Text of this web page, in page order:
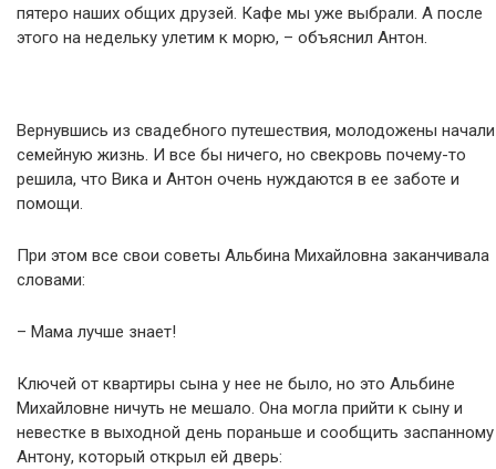
пятеро наших общих друзей. Кафе мы уже выбрали. А после
этого на недельку улетим к морю, – объяснил Антон.
Вернувшись из свадебного путешествия, молодожены начали
семейную жизнь. И все бы ничего, но свекровь почему-то
решила, что Вика и Антон очень нуждаются в ее заботе и
помощи.
При этом все свои советы Альбина Михайловна заканчивала
словами:
– Мама лучше знает!
Ключей от квартиры сына у нее не было, но это Альбине
Михайловне ничуть не мешало. Она могла прийти к сыну и
невестке в выходной день пораньше и сообщить заспанному
Антону, который открыл ей дверь: